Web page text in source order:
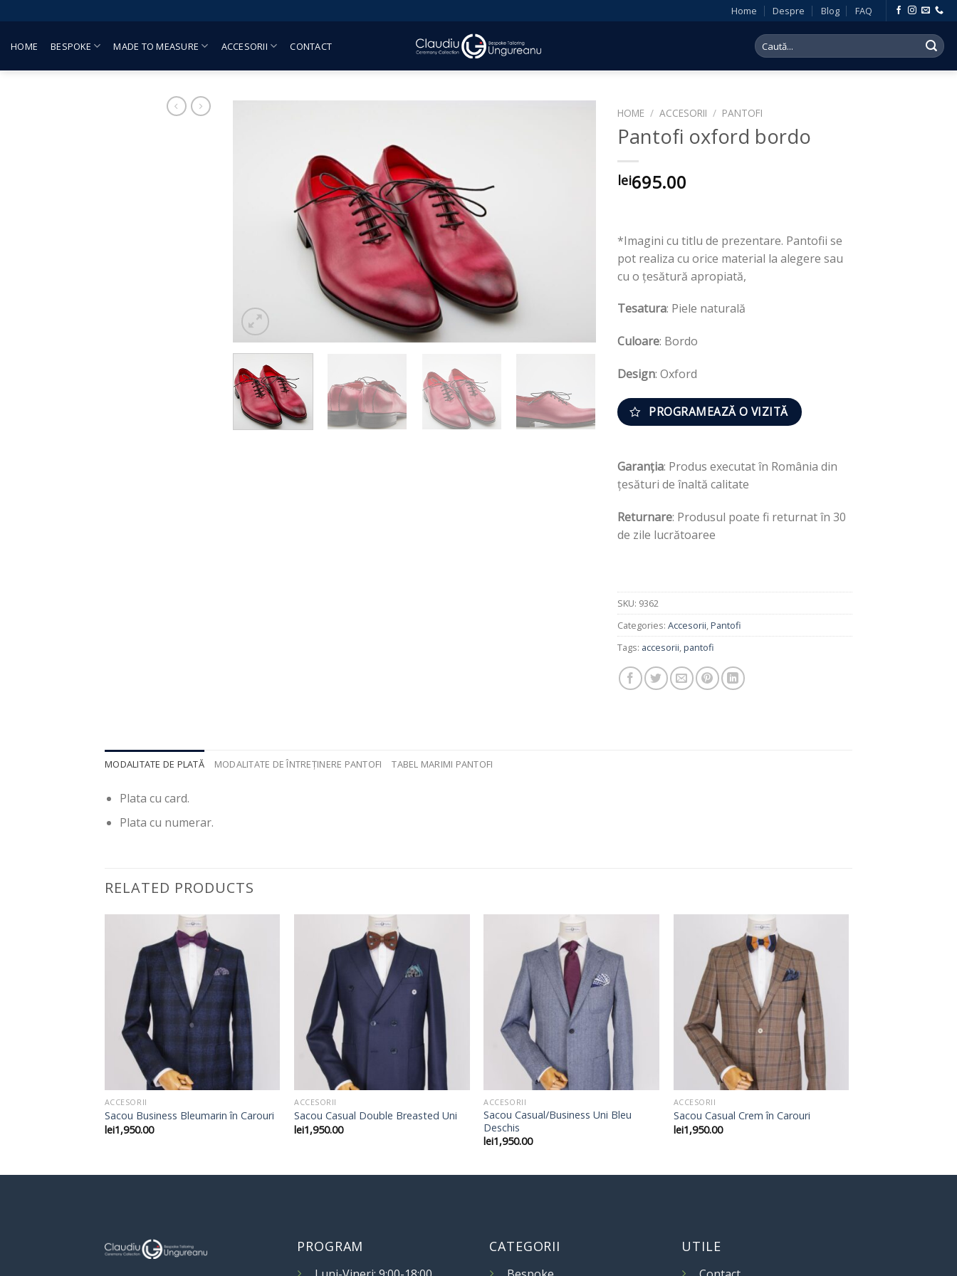
to
content
Home Despre Blog FAQ
HOME BESPOKE MADE TO MEASURE ACCESORII CONTACT
Search
for:
HOME / ACCESORII / PANTOFI
Pantofi oxford bordo
lei695.00
*Imagini cu titlu de prezentare. Pantofii se
pot realiza cu orice material la alegere sau
cu o țesătură apropiată,
Tesatura: Piele naturală
Culoare: Bordo
Design: Oxford
PROGRAMEAZĂ O VIZITĂ
Garanția: Produs executat în România din
țesături de înaltă calitate
Returnare: Produsul poate fi returnat în 30
de zile lucrătoaree
SKU: 9362
Categories: Accesorii,Pantofi
Tags: accesorii,pantofi
MODALITATE DE PLATĂ MODALITATE DE ÎNTREȚINERE PANTOFI TABEL MARIMI PANTOFI
Plata cu card.
Plata cu numerar.
RELATED PRODUCTS
ACCESORII
Sacou Business Bleumarin în Carouri
lei1,950.00
ACCESORII
Sacou Casual Double Breasted Uni
lei1,950.00
ACCESORII
Sacou Casual/Business Uni Bleu
Deschis
lei1,950.00
ACCESORII
Sacou Casual Crem în Carouri
lei1,950.00
PROGRAM CATEGORII UTILE